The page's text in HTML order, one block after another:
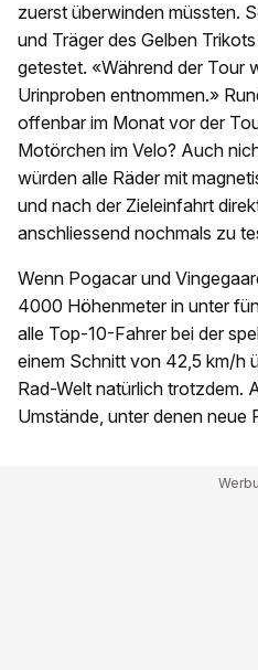
zuerst überwinden müssten.
und Träger des Gelben
getestet. «Während der Tour
Urinproben entnommen.»
offenbar im Monat vor der
Motörchen im Velo? Auch
würden alle Räder mit
und nach der Zieleinfahrt
anschliessend nochmals zu
Wenn Pogacar und
4000 Höhenmeter in unter
alle Top-10-Fahrer bei der
einem Schnitt von 42,5 km/h
Rad-Welt natürlich trotzdem.
Umstände, unter denen neue